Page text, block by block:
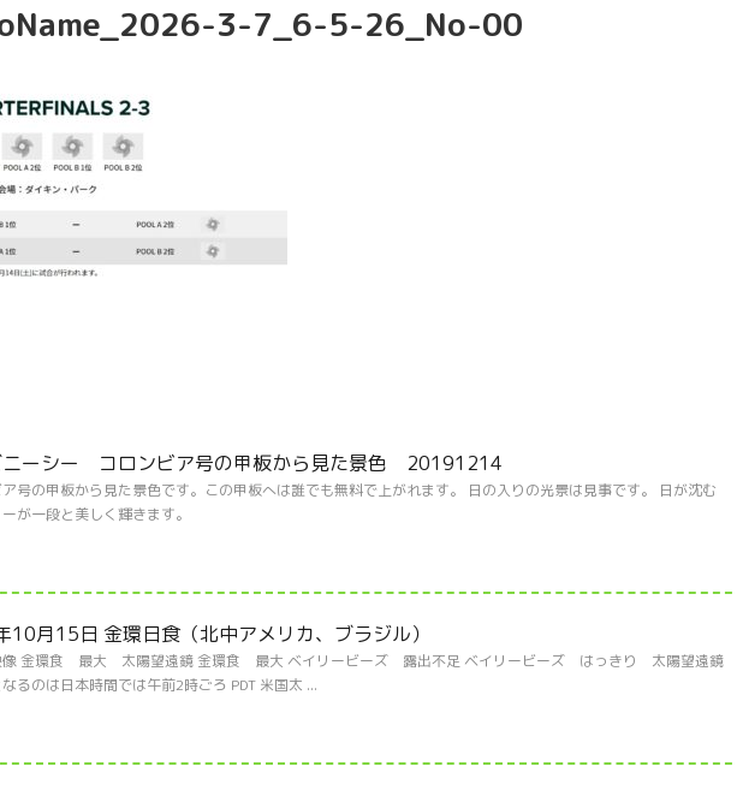
シ・クワガタの確認情報はかなり減
りましたが、カブトムシ・ノコギリ
思われます。 2025年3月28日 冬
眠していたコクワガタ全員が目覚め
ました!! 2025年2月17日 冬眠して
いたコクワガタ♂が目覚めました!!
昆虫ゼリーを吸って ...
間は18時～20時30分。 「フォト
スポット」（ひまわり畑内） 噴水
3-7_6-5-26_No-00
ニーシー コロンビア号の甲板から見た景色 20191214
号の甲板から見た景色です。この甲板へは誰でも無料で上がれます。 日の入りの光景は見事です。 日が沈む
が一段と美しく輝きます。
10月15日 金環日食（北中アメリカ、ブラジル）
像 金環食 最大 太陽望遠鏡 金環食 最大 ベイリービーズ 露出不足 ベイリービーズ はっきり 太陽望遠鏡
るのは日本時間では午前2時ごろ PDT 米国太 ...